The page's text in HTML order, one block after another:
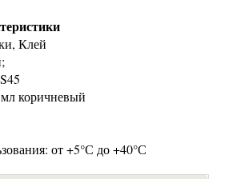
Клей
коричневый
от +5°С до +40°С